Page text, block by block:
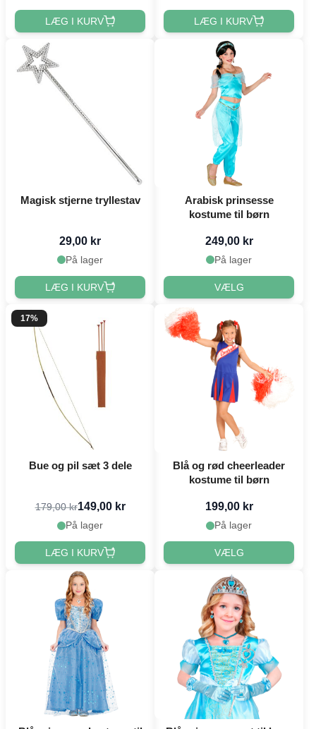
LÆG I KURV LÆG I KURV
Magisk stjerne tryllestav
29,00 kr
På lager
LÆG I KURV
Arabisk prinsesse
kostume til børn
249,00 kr
På lager
VÆLG
17%
Bue og pil sæt 3 dele
179,00 kr149,00 kr
På lager
LÆG I KURV
Blå og rød cheerleader
kostume til børn
199,00 kr
På lager
VÆLG